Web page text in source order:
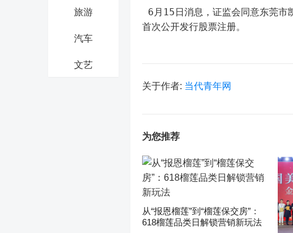
旅游
汽车
文艺
首次公开发行股票注册。
关于作者: 当代青年网
为您推荐
从“报恩榴莲”到“榴莲保交房”：
618榴莲品类日解锁营销新玩法